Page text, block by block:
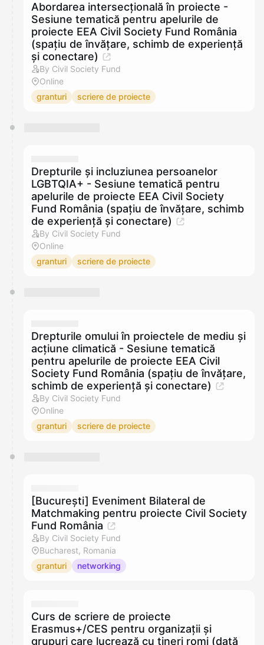
Abordarea intersecțională în proiecte -
Sesiune tematică pentru apelurile de
proiecte EEA Civil Society Fund România
(spațiu de învățare, schimb de experiență
și conectare)
By Civil Society Fund
Online
granturi
scriere de proiecte
Drepturile și incluziunea persoanelor
LGBTQIA+ - Sesiune tematică pentru
apelurile de proiecte EEA Civil Society
Fund România (spațiu de învățare, schimb
de experiență și conectare)
By Civil Society Fund
Online
granturi
scriere de proiecte
Drepturile omului în proiectele de mediu și
acțiune climatică - Sesiune tematică
pentru apelurile de proiecte EEA Civil
Society Fund România (spațiu de învățare,
schimb de experiență și conectare)
By Civil Society Fund
Online
granturi
scriere de proiecte
[București] Eveniment Bilateral de
Matchmaking pentru proiecte Civil Society
Fund România
By Civil Society Fund
Bucharest, Romania
granturi
networking
Curs de scriere de proiecte
Erasmus+/CES pentru organizații și
grupuri care lucrează cu tineri romi (dată